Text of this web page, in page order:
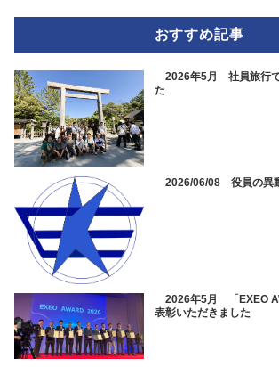
おすすめ記事
2026年5月 社員旅行
た
2026/06/08 役員の異
2026年5月 「EXEO
表彰いただきました